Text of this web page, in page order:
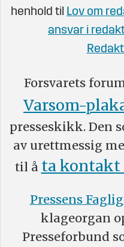
henhold til Lov om
ansvar i
Forsvarets
Varsom-
presseskikk. Den
av urettmessig
til å ta kontakt
Pressens
klageorgan
Presseforbund